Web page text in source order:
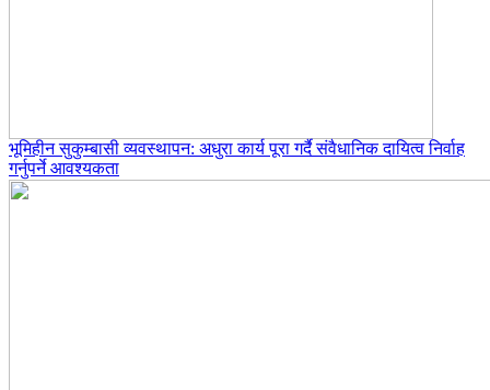
भूमिहीन सुकुम्बासी व्यवस्थापन: अधुरा कार्य पूरा गर्दै संवैधानिक दायित्व निर्वाह
गर्नुपर्ने आवश्यकता